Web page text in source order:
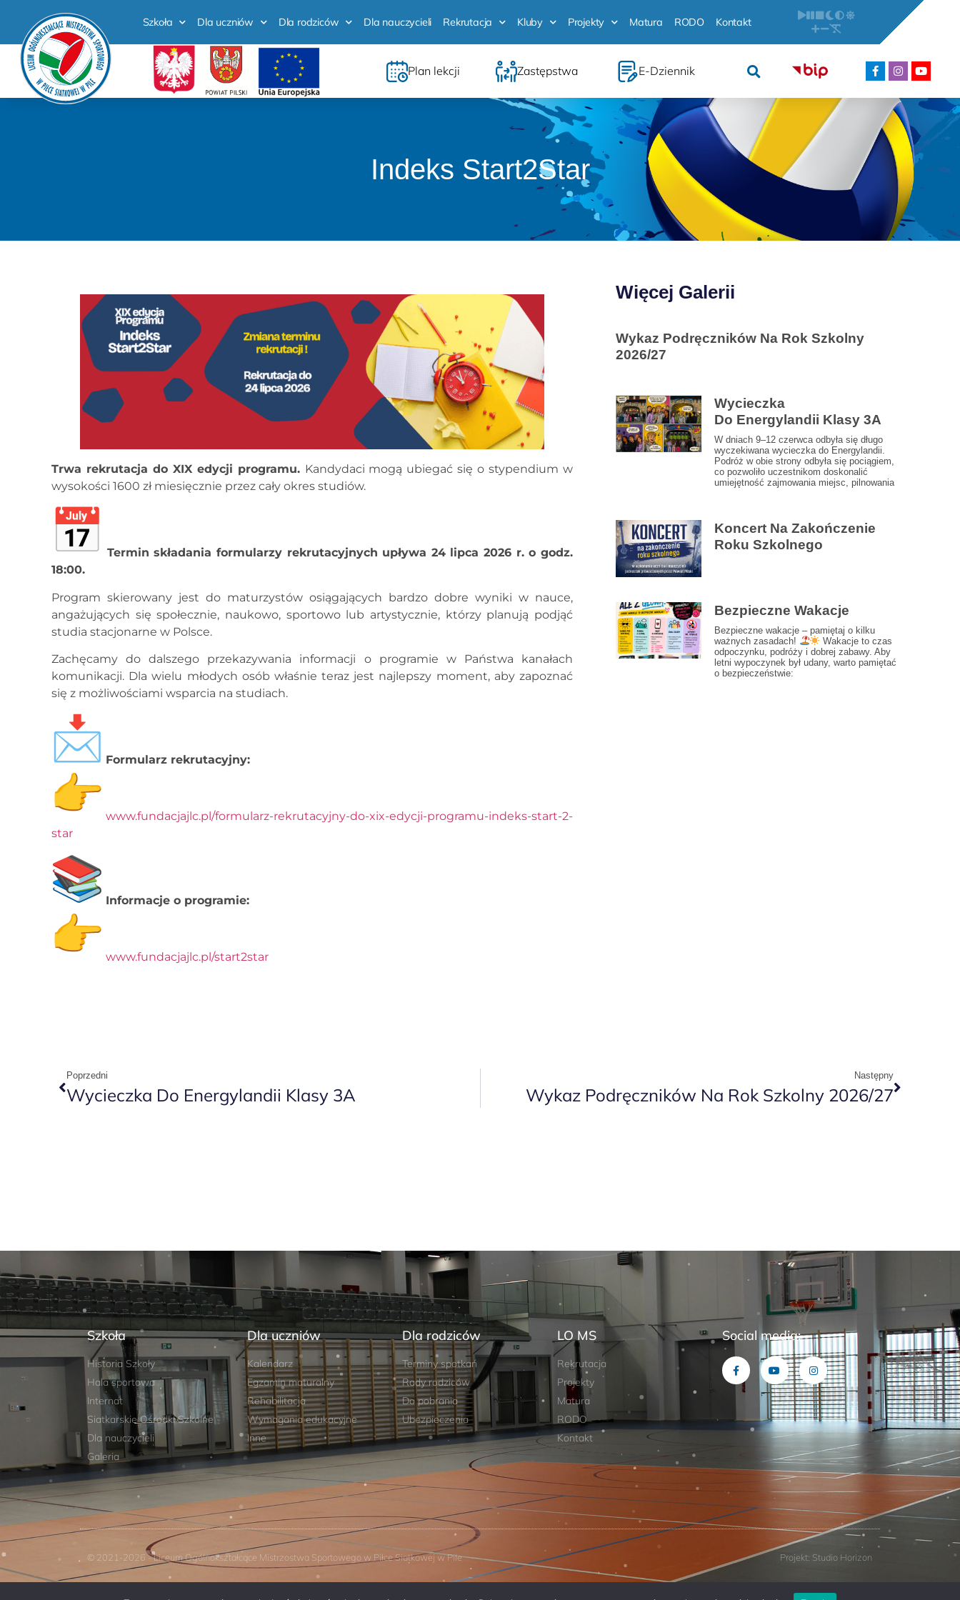
Szkoła Dla uczniów Dla rodziców Dla nauczycieli Rekrutacja Kluby Projekty Matura RODO Kontakt
Plan lekcji Zastępstwa E-Dziennik
Indeks Start2Star
Trwa rekrutacja do XIX edycji programu. Kandydaci mogą ubiegać się o stypendium w
wysokości 1600 zł miesięcznie przez cały okres studiów.
Termin składania formularzy rekrutacyjnych upływa 24 lipca 2026 r. o godz.
18:00.
Program skierowany jest do maturzystów osiągających bardzo dobre wyniki w nauce,
angażujących się społecznie, naukowo, sportowo lub artystycznie, którzy planują podjąć
studia stacjonarne w Polsce.
Zachęcamy do dalszego przekazywania informacji o programie w Państwa kanałach
komunikacji. Dla wielu młodych osób właśnie teraz jest najlepszy moment, aby zapoznać
się z możliwościami wsparcia na studiach.
Formularz rekrutacyjny:
www.fundacjajlc.pl/formularz-rekrutacyjny-do-xix-edycji-programu-indeks-start-2-
star
Informacje o programie:
www.fundacjajlc.pl/start2star
Więcej Galerii
Wykaz Podręczników Na Rok Szkolny
2026/27
Wycieczka
Do Energylandii Klasy 3A
W dniach 9–12 czerwca odbyła się długo
wyczekiwana wycieczka do Energylandii.
Podróż w obie strony odbyła się pociągiem,
co pozwoliło uczestnikom doskonalić
umiejętność zajmowania miejsc, pilnowania
Koncert Na Zakończenie
Roku Szkolnego
Bezpieczne Wakacje
Bezpieczne wakacje – pamiętaj o kilku
ważnych zasadach!
Wakacje to czas
odpoczynku, podróży i dobrej zabawy. Aby
letni wypoczynek był udany, warto pamiętać
o bezpieczeństwie:
Poprzedni
Wycieczka Do Energylandii Klasy 3A
Następny
Wykaz Podręczników Na Rok Szkolny 2026/27
Szkoła
Historia Szkoły
Hala sportowa
Internat
Siatkarskie Ośrodki Szkolne
Dla nauczycieli
Galeria
Dla uczniów
Kalendarz
Egzamin maturalny
Rehabilitacja
Wymagania edukacyjne
Inne
Dla rodziców
Terminy spotkań
Rady rodziców
Do pobrania
Ubezpieczenia
LO MS
Rekrutacja
Projekty
Matura
RODO
Kontakt
Social media:
© 2021-2026 - Liceum Ogólnokształcące Mistrzostwa Sportowego w Piłce Siatkowej w Pile Projekt: Studio Horizon